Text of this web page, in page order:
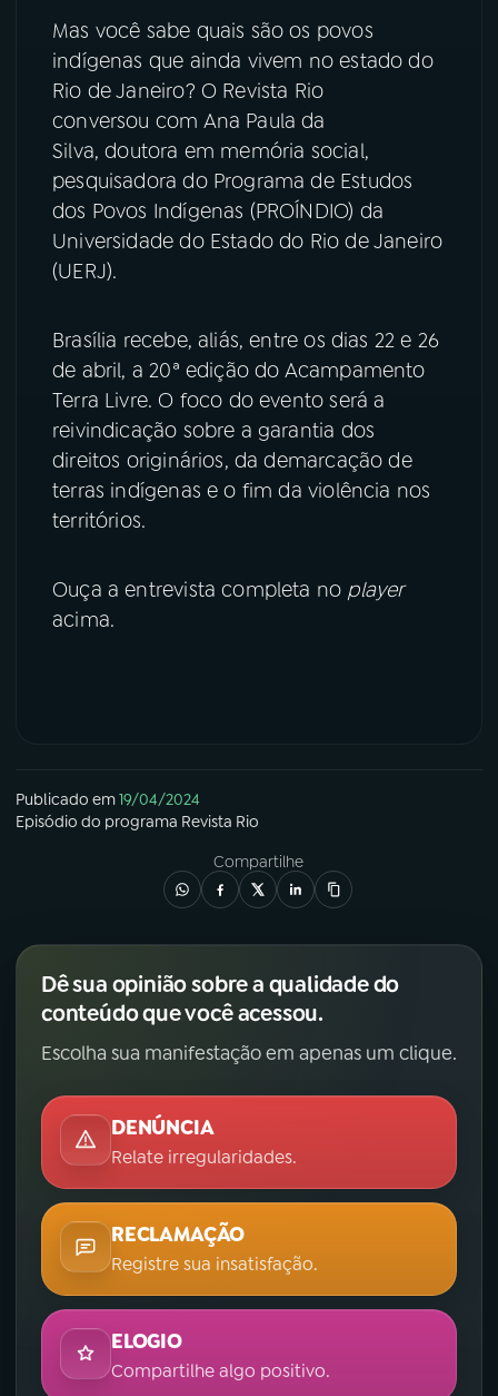
Mas você sabe quais são os povos
indígenas que ainda vivem no estado do
Rio de Janeiro? O Revista Rio
conversou com Ana Paula da
Silva, doutora em memória social,
pesquisadora do Programa de Estudos
dos Povos Indígenas (PROÍNDIO) da
Universidade do Estado do Rio de Janeiro
(UERJ).
Brasília recebe, aliás, entre os dias 22 e 26
de abril, a 20ª edição do Acampamento
Terra Livre. O foco do evento será a
reivindicação sobre a garantia dos
direitos originários, da demarcação de
terras indígenas e o fim da violência nos
territórios.
Ouça a entrevista completa no player
acima.
Publicado em19/04/2024
Episódio do programa Revista Rio
Compartilhe
Dê sua opinião sobre a qualidade do
conteúdo que você acessou.
Escolha sua manifestação em apenas um clique.
DENÚNCIA
Relate irregularidades.
RECLAMAÇÃO
Registre sua insatisfação.
ELOGIO
Compartilhe algo positivo.